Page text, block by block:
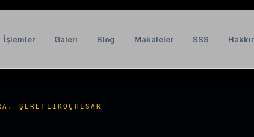
İşlemler Galeri Blog Makaleler SSS
ŞEREFLIKOÇHISAR